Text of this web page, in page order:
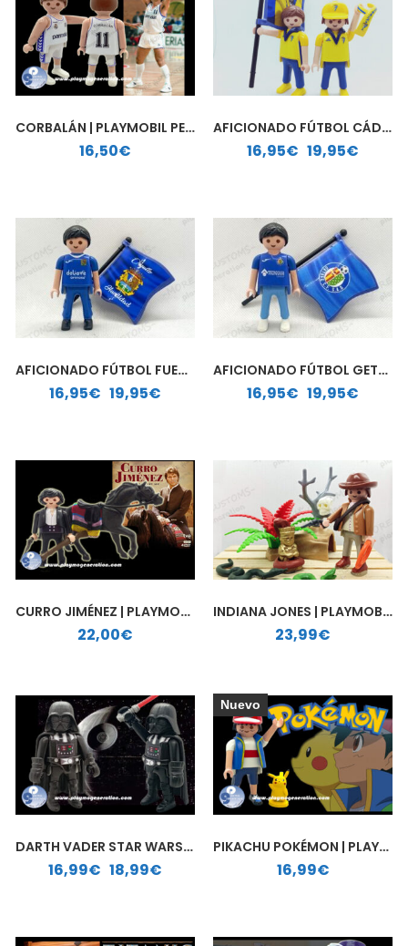
CORBALÁN | PLAYMOBIL PERSONALIZADO
16,50€
AFICIONADO FÚTBOL CÁDIZ| PLAYMOBIL PERSONALIZADO
16,95€ 19,95€
Rango de precios: desde 16,95€ hasta 19,95€
AFICIONADO FÚTBOL FUENLABRADA | PLAYMOBIL PERSONALIZADO
16,95€ 19,95€
Rango de precios: desde 16,95€ hasta 19,95€
AFICIONADO FÚTBOL GETAFE | PLAYMOBIL PERSONALIZADO
16,95€ 19,95€
Rango de precios: desde 16,95€ hasta 19,95€
CURRO JIMÉNEZ | PLAYMOBIL PERSONALIZADO
22,00€
INDIANA JONES | PLAYMOBIL PERSONALIZADO
23,99€
DARTH VADER STAR WARS | PLAYMOBIL PERSONALIZADO
16,99€ 18,99€
Rango de precios: desde 16,99€ hasta 18,99€
Nuevo
PIKACHU POKÉMON | PLAYMOBIL PERSONALIZADO
16,99€